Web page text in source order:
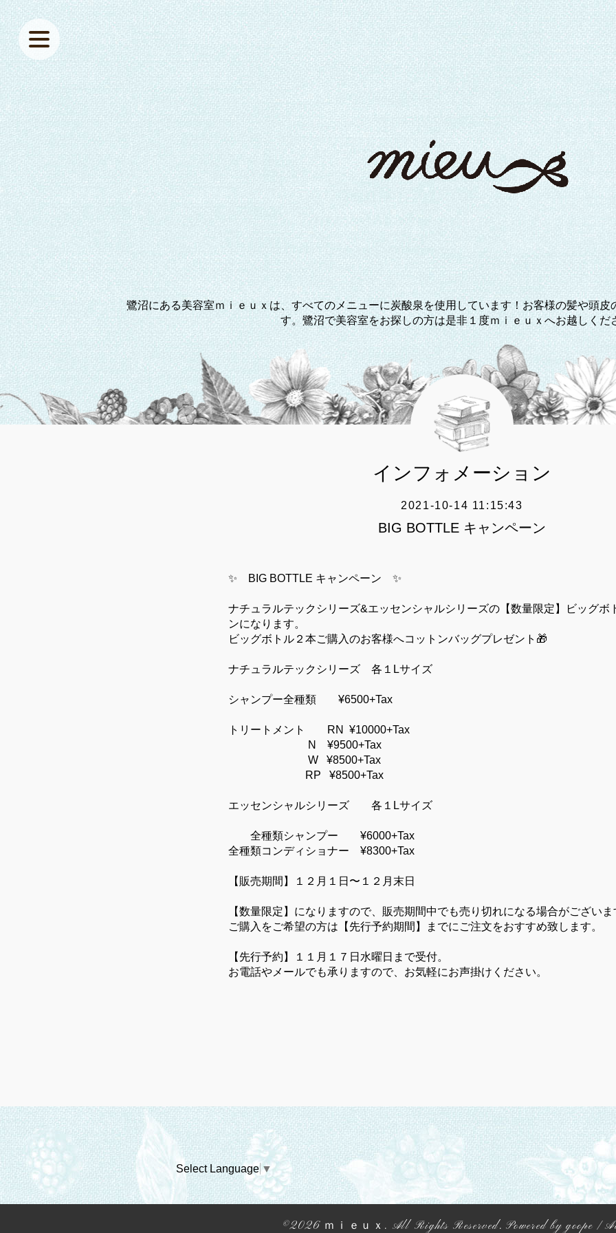
鷺沼にある美容室ｍｉｅｕｘは、すべてのメニューに炭酸泉を使用しています！お客様の髪や頭
す。鷺沼で美容室をお探しの方は是非１度ｍｉｅｕｘへお越しくだ
インフォメーション
2021-10-14 11:15:43
BIG BOTTLE キャンペーン
✨ BIG BOTTLE キャンペーン ✨
ナチュラルテックシリーズ&エッセンシャルシリーズの【数量限定】ビッグボ
ンになります。
ビッグボトル２本ご購入のお客様へコットンバッグプレゼント🎁
ナチュラルテックシリーズ 各１Lサイズ
シャンプー全種類 ¥6500+Tax
トリートメント RN ¥10000+Tax
N ¥9500+Tax
W ¥8500+Tax
RP ¥8500+Tax
エッセンシャルシリーズ 各１Lサイズ
全種類シャンプー ¥6000+Tax
全種類コンディショナー ¥8300+Tax
【販売期間】１２月１日〜１２月末日
【数量限定】になりますので、販売期間中でも売り切れになる場合がございま
ご購入をご希望の方は【先行予約期間】までにご注文をおすすめ致します。
【先行予約】１１月１７日水曜日まで受付。
お電話やメールでも承りますので、お気軽にお声掛けください。
Select Language ▼
©2026 ｍｉｅｕｘ . All Rights Reserved. Powered bygoope /